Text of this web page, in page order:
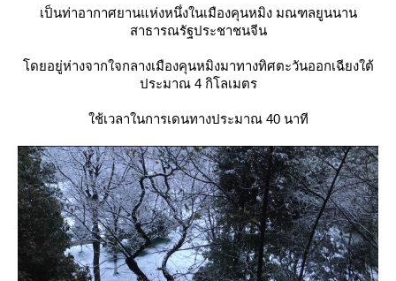
เป็นท่าอากาศยานแห่งหนึ่งในเมืองคุนหมิง มณฑลยูนนาน
สาธารณรัฐประชาชนจีน
โดยอยู่ห่างจากใจกลางเมืองคุนหมิงมาทางทิศตะวันออกเฉียงใต้
ประมาณ 4 กิโลเมตร
ใช้เวลาในการเดนทางประมาณ 40 นาที